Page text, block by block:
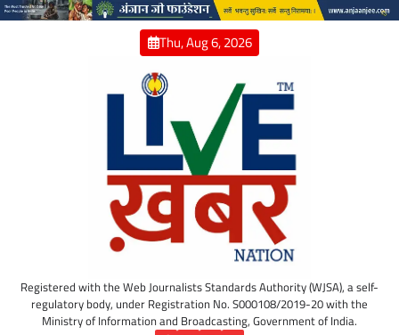
Skip
Thu, Aug 6, 2026
Registered with the Web Journalists Standards Authority (WJSA), a self-
regulatory body, under Registration No. S000108/2019-20 with the
Ministry of Information and Broadcasting, Government of India.